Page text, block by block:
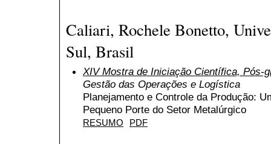
Caliari, Rochele Bonetto,
Sul, Brasil
XIV Mostra de Iniciação Científica, Pós-
Gestão das Operações e Logística
Planejamento e Controle da Produção:
Pequeno Porte do Setor Metalúrgico
RESUMO PDF